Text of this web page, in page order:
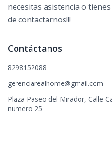
necesitas asistencia o
de contactarnos!!!
Contáctanos
8298152088
gerenciarealhome@gmail.com
Plaza Paseo del Mirador, Calle
numero 25